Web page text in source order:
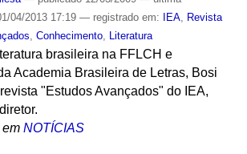
04/2013 17:19 — registrado em: IEA,
Revista
Conhecimento, Literatura
brasileira na FFLCH e
Academia Brasileira de Letras, Bosi
"Estudos Avançados" do IEA,
NOTÍCIAS